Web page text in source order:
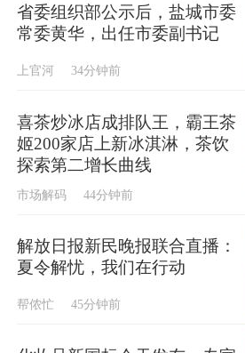
省委组织部公示后，盐城市委
常委黄华，出任市委副书记
上官河 34分钟前
喜茶炒冰店成排队王，霸王茶
姬200家店上新冰淇淋，茶饮
探索第二增长曲线
市场解码 44分钟前
解放日报新民晚报联合直播：
夏令解忧，我们在行动
帮侬忙 45分钟前